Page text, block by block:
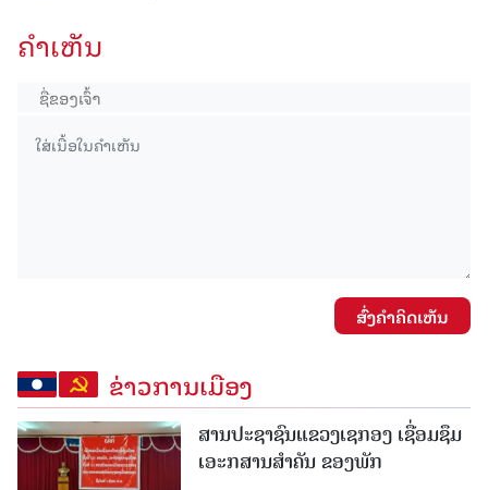
ຄໍາເຫັນ
ສົ່ງຄໍາຄິດເຫັນ
ຂ່າວການເມືອງ
ສານປະຊາຊົນແຂວງເຊກອງ ເຊື່ອມຊຶມ
ເອະກສານສໍາຄັນ ຂອງພັກ